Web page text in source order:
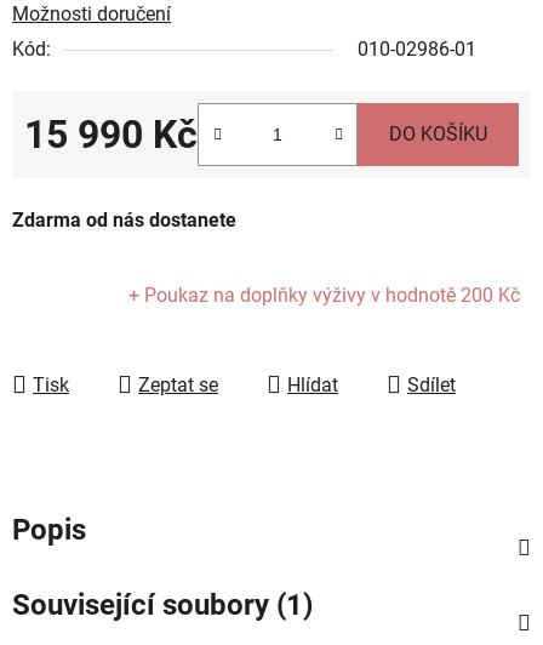
Možnosti doručení
Kód:
010-02986-01
15 990 Kč DO KOŠÍKU
Zdarma od nás dostanete
+ Poukaz na doplňky výživy v hodnotě 200 Kč
Tisk Zeptat se Hlídat Sdílet
Popis
Související soubory (1)